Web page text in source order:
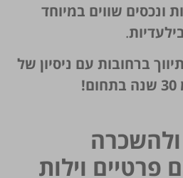
ונכסים שווים במיוחד
.
ברחובות עם ניסיון של
פרטיים וילות